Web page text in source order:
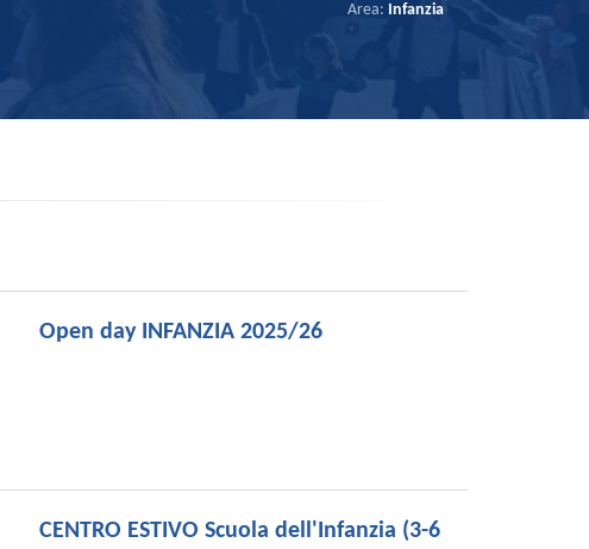
Area: Infanzia
Open day INFANZIA 2025/26
CENTRO ESTIVO Scuola dell'Infanzia (3-6